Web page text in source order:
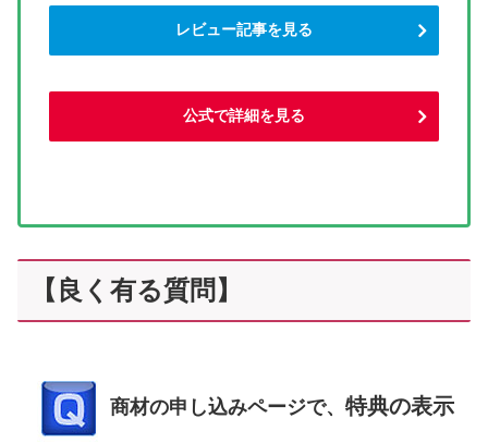
レビュー記事を見る
公式で詳細を見る
【良く有る質問】
商材の申し込みページで、 特典の表示